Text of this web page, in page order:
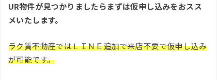
UR物件が見つかりましたらまずは仮申し込みをおスス
メいたします。
ラク賃不動産ではＬＩＮＥ追加で来店不要で仮申し込み
が可能です。